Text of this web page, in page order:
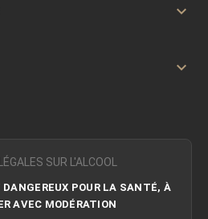


SUR L'ALCOOL
POUR LA SANTÉ, À
AVEC MODÉRATION